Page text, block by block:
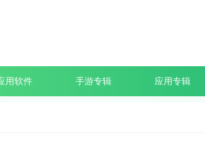
用软件 手游专辑 应用专辑